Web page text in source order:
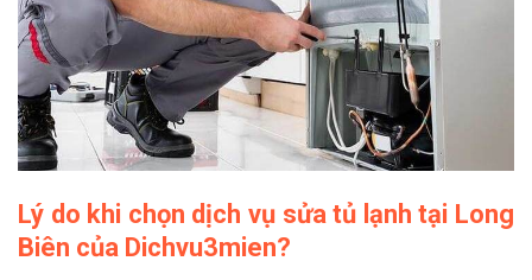
Lý do khi chọn dịch vụ sửa tủ lạnh tại Long
Biên của Dichvu3mien?